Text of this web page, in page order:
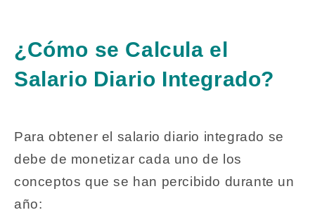
¿Cómo se Calcula el
Salario Diario Integrado?
Para obtener el salario diario integrado se
debe de monetizar cada uno de los
conceptos que se han percibido durante un
año: